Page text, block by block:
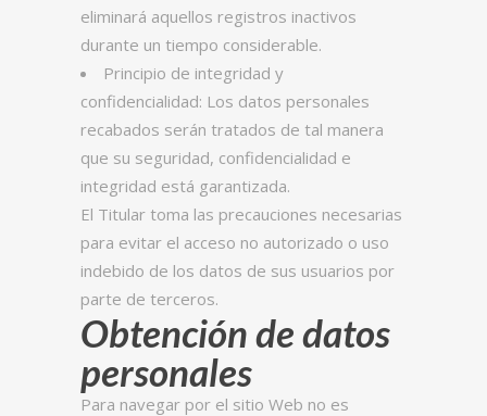
eliminará aquellos registros inactivos
durante un tiempo considerable.
Principio de integridad y
confidencialidad: Los datos personales
recabados serán tratados de tal manera
que su seguridad, confidencialidad e
integridad está garantizada.
El Titular toma las precauciones necesarias
para evitar el acceso no autorizado o uso
indebido de los datos de sus usuarios por
parte de terceros.
Obtención de datos
personales
Para navegar por el sitio Web no es